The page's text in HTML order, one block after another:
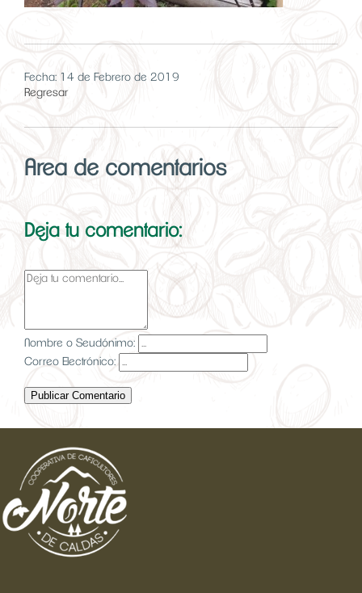
Fecha: 14 de Febrero de 2019
Regresar
Area de comentarios
Deja tu comentario:
Nombre o Seudónimo:
Correo Electrónico:
Publicar Comentario